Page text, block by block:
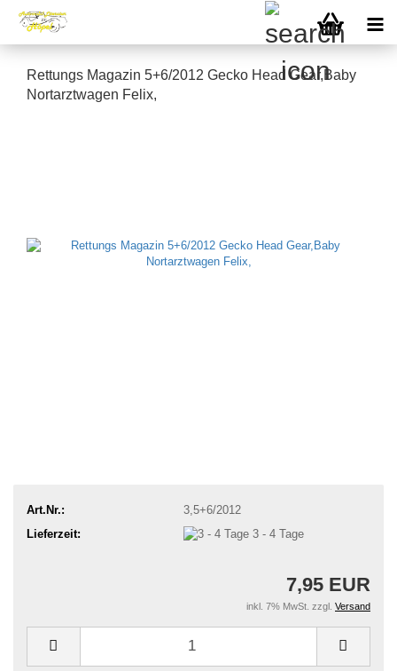
Rettungs Magazin 5+6/2012 Gecko Head Gear,Baby
Nortarztwagen Felix,
Art.Nr.:
3,5+6/2012
Lieferzeit:
3 - 4 Tage
7,95 EUR
inkl. 7% MwSt. zzgl. Versand